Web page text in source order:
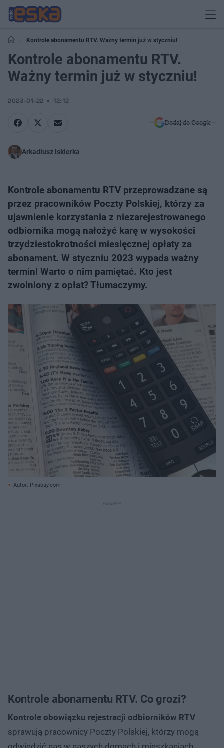
Kontrole abonamentu RTV. Ważny termin już w styczniu!
Kontrole abonamentu RTV.
Ważny termin już w styczniu!
2023-01-22 12:12
Dodaj do Google
Arkadiusz Iskierka
Kontrole abonamentu RTV przeprowadzane są
przez pracowników Poczty Polskiej, którzy za
ujawnienie korzystania z niezarejestrowanego
odbiornika mogą nałożyć karę w wysokości
trzydziestokrotności miesięcznej opłaty za
abonament. W styczniu 2023 wypada ważny
termin! Warto o nim pamiętać. Kto jest
zwolniony z opłat? Tłumaczymy.
Autor: Pixabay.com
Kontrole abonamentu RTV. Co grozi?
Kontrole obowiązku rejestracji odbiorników RTV
sprawują pracownicy Poczty Polskiej, którzy mogą